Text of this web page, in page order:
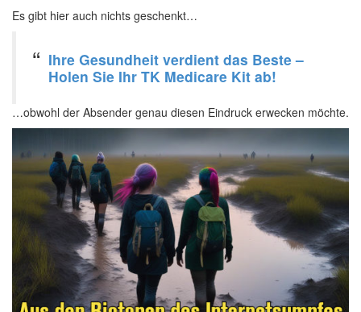
Es gibt hier auch nichts geschenkt…
Ihre Gesundheit verdient das Beste –
Holen Sie Ihr TK Medicare Kit ab!
…obwohl der Absender genau diesen Eindruck erwecken möchte.